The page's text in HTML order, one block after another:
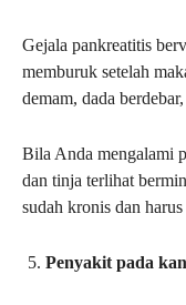
Gejala pankreatitis
memburuk setelah
demam, dada
Bila Anda mengalami
dan tinja terlihat
sudah kronis dan
Penyakit pada